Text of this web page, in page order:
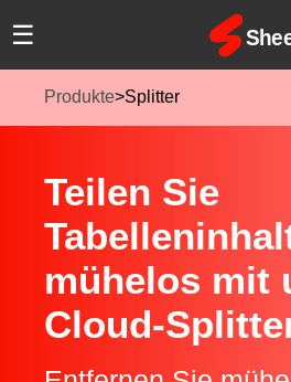
Produkte>Splitter
Teilen Sie
mühelos mit
☰